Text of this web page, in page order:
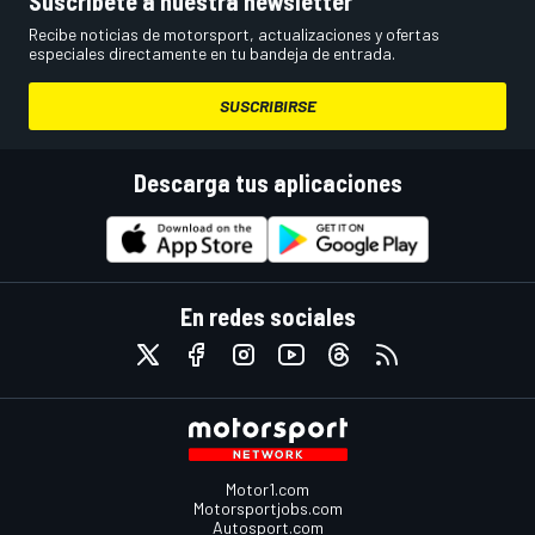
Recibe noticias de motorsport, actualizaciones y ofertas
especiales directamente en tu bandeja de entrada.
SUSCRIBIRSE
Descarga tus aplicaciones
En redes sociales
Motor1.com
Motorsportjobs.com
Autosport.com